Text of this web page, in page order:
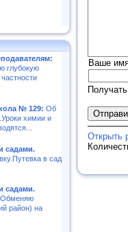
глубокую
№ 129: Об
химии и
садами.
в сад
садами.
район) на
Ваше
Открыть